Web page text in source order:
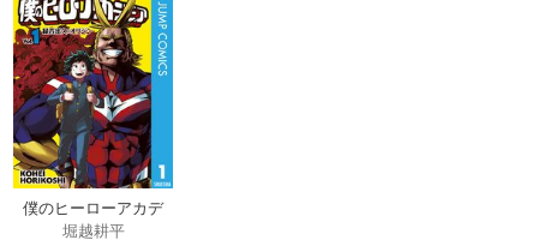
僕のヒーローアカデ
ミア
堀越耕平